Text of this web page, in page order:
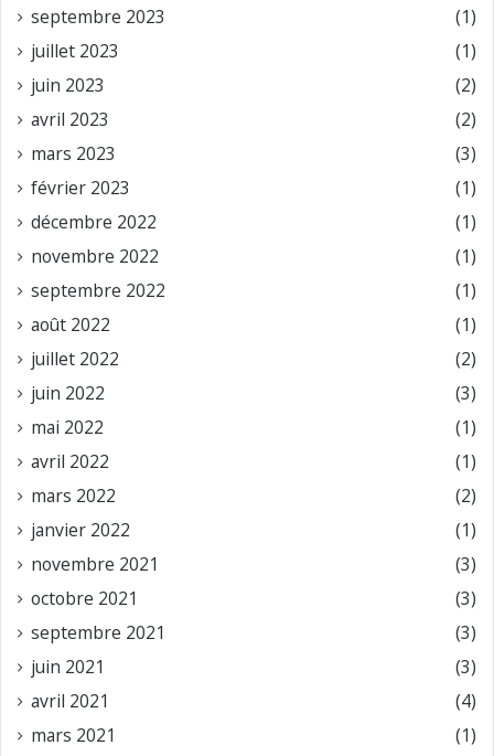
septembre 2023
(1)
juillet 2023
(1)
juin 2023
(2)
avril 2023
(2)
mars 2023
(3)
février 2023
(1)
décembre 2022
(1)
novembre 2022
(1)
septembre 2022
(1)
août 2022
(1)
juillet 2022
(2)
juin 2022
(3)
mai 2022
(1)
avril 2022
(1)
mars 2022
(2)
janvier 2022
(1)
novembre 2021
(3)
octobre 2021
(3)
septembre 2021
(3)
juin 2021
(3)
avril 2021
(4)
mars 2021
(1)